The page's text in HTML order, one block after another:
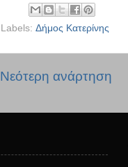
Labels: Δήμος Κατερίνης
Νεότερη ανάρτηση